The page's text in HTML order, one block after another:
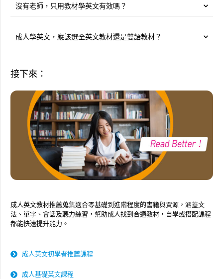
沒有老師，只用教材學英文有效嗎？
成人學英文，應該選全英文教材還是雙語教材？
接下來：
成人英文教材推薦蒐集適合零基礎到進階程度的書籍與資源，涵蓋文
法、單字、會話及聽力練習，幫助成人找到合適教材，自學或搭配課程
都能快速提升能力。
成人英文初學者推薦課程
成人基礎英文課程